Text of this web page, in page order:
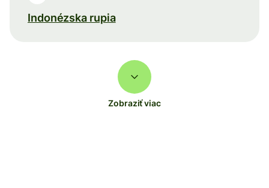
Indonézska rupia
Zobraziť viac